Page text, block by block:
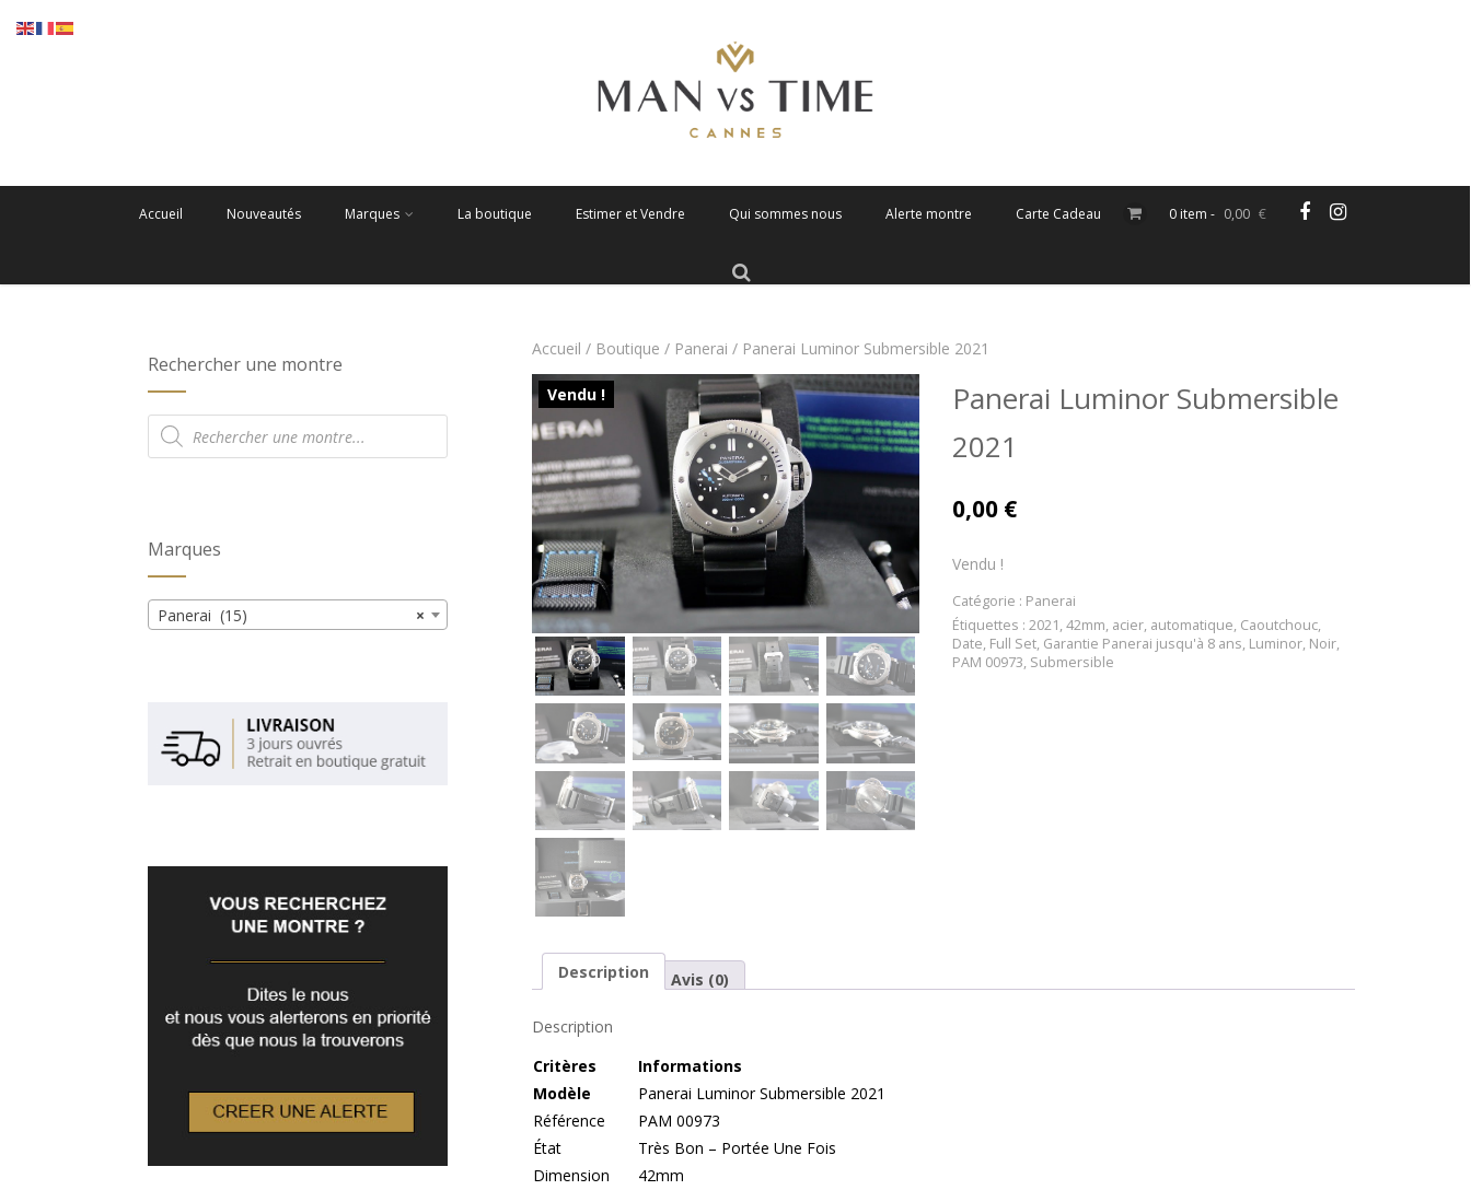
Accueil Nouveautés Marques La boutique Estimer et Vendre Qui sommes nous Alerte montre Carte Cadeau 0 item - 0,00 €
Accueil / Boutique / Panerai / Panerai Luminor Submersible 2021
Vendu !
Panerai Luminor Submersible
2021
0,00 €
Vendu !
Catégorie : Panerai
Étiquettes : 2021, 42mm, acier, automatique, Caoutchouc,
Date, Full Set, Garantie Panerai jusqu'à 8 ans, Luminor, Noir,
PAM 00973, Submersible
Description Avis (0)
Description
Critères
Informations
Modèle
Panerai Luminor Submersible 2021
Référence
PAM 00973
État
Très Bon – Portée Une Fois
Dimension
42mm
Rechercher une montre
Recherche
de
produits
Marques
×
Panerai (15)